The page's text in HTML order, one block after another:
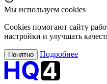
Мы используем cookies
Cookies помогают сайту
настройки и улучшать
Понятно Подробнее